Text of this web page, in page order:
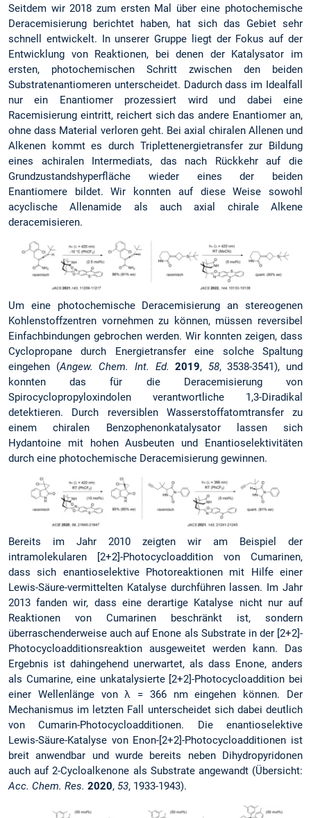
Seitdem wir 2018 zum ersten Mal über eine photochemische
Deracemisierung berichtet haben, hat sich das Gebiet sehr
schnell entwickelt. In unserer Gruppe liegt der Fokus auf der
Entwicklung von Reaktionen, bei denen der Katalysator im
ersten, photochemischen Schritt zwischen den beiden
Substratenantiomeren unterscheidet. Dadurch dass im Idealfall
nur ein Enantiomer prozessiert wird und dabei eine
Racemisierung eintritt, reichert sich das andere Enantiomer an,
ohne dass Material verloren geht. Bei axial chiralen Allenen und
Alkenen kommt es durch Triplettenergietransfer zur Bildung
eines achiralen Intermediats, das nach Rückkehr auf die
Grundzustandshyperfläche wieder eines der beiden
Enantiomere bildet. Wir konnten auf diese Weise sowohl
acyclische Allenamide als auch axial chirale Alkene
deracemisieren.
Um eine photochemische Deracemisierung an stereogenen
Kohlenstoffzentren vornehmen zu können, müssen reversibel
Einfachbindungen gebrochen werden. Wir konnten zeigen, dass
Cyclopropane durch Energietransfer eine solche Spaltung
eingehen (Angew. Chem. Int. Ed. 2019, 58, 3538-3541), und
konnten das für die Deracemisierung von
Spirocyclopropyloxindolen verantwortliche 1,3-Diradikal
detektieren. Durch reversiblen Wasserstoffatomtransfer zu
einem chiralen Benzophenonkatalysator lassen sich
Hydantoine mit hohen Ausbeuten und Enantioselektivitäten
durch eine photochemische Deracemisierung gewinnen.
Bereits im Jahr 2010 zeigten wir am Beispiel der
intramolekularen [2+2]-Photocycloaddition von Cumarinen,
dass sich enantioselektive Photoreaktionen mit Hilfe einer
Lewis-Säure-vermittelten Katalyse durchführen lassen. Im Jahr
2013 fanden wir, dass eine derartige Katalyse nicht nur auf
Reaktionen von Cumarinen beschränkt ist, sondern
überraschenderweise auch auf Enone als Substrate in der [2+2]-
Photocyclo­additionsreaktion ausgeweitet werden kann. Das
Ergebnis ist dahingehend unerwartet, als dass Enone, anders
als Cumarine, eine unkatalysierte [2+2]-Photocycloaddition bei
einer Wellenlänge von λ = 366 nm eingehen können. Der
Mechanismus im letzten Fall unterscheidet sich dabei deutlich
von Cumarin-Photocycloadditionen. Die enantioselektive
Lewis-Säure-Katalyse von Enon-[2+2]-Photocycloadditionen ist
breit anwendbar und wurde bereits neben Dihydropyridonen
auch auf 2-Cycloalkenone als Substrate angewandt (Übersicht:
Acc. Chem. Res. 2020, 53, 1933-1943).